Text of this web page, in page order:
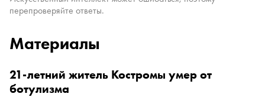
перепроверяйте ответы.
Материалы
21-летний житель Костромы умер от
ботулизма